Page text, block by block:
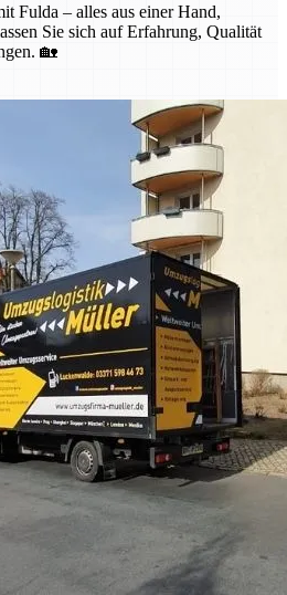
Fulda – alles aus einer Hand,
Sie sich auf Erfahrung, Qualität
🏡